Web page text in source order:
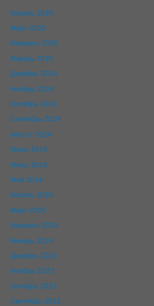
Апрель 2025
Март 2025
Февраль 2025
Январь 2025
Декабрь 2024
Ноябрь 2024
Октябрь 2024
Сентябрь 2024
Август 2024
Июль 2024
Июнь 2024
Май 2024
Апрель 2024
Март 2024
Февраль 2024
Январь 2024
Декабрь 2023
Ноябрь 2023
Октябрь 2023
Сентябрь 2023